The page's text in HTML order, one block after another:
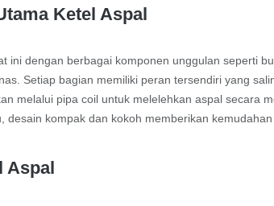
Ketel Aspal
ini dengan berbagai komponen unggulan seperti
Setiap bagian memiliki peran tersendiri yang
melalui pipa coil untuk melelehkan aspal secara
desain kompak dan kokoh memberikan
Aspal